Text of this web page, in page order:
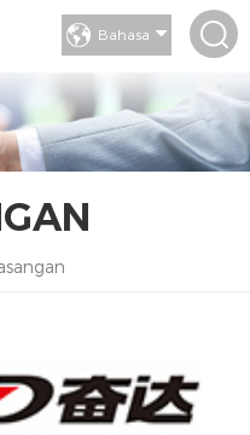
Bahasa